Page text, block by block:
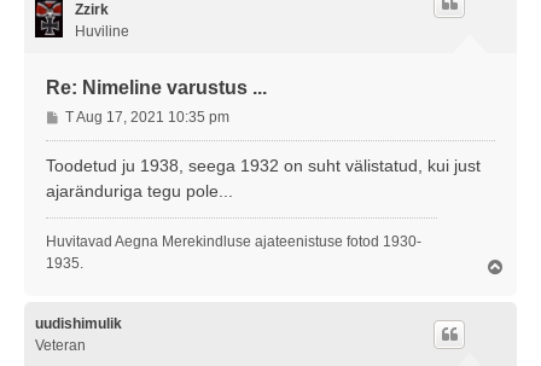
Zzirk
Huviline
Re: Nimeline varustus ...
P
o
s
u
s
T Aug 17, 2021 10:35 pm
Toodetud ju 1938, seega 1932 on suht välistatud, kui just
ajaränduriga tegu pole...
Huvitavad Aegna Merekindluse ajateenistuse fotod 1930-
1935.
uudishimulik
Veteran